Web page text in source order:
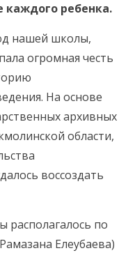
каждого ребенка.
нашей школы,
огромная честь
На основе
архивных
области,
воссоздать
располагалось по
Елеубаева)